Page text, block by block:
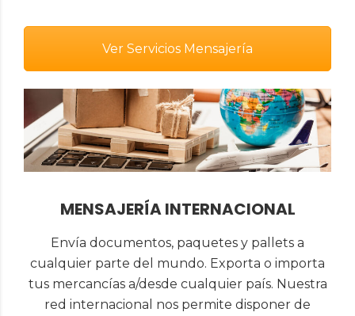
Ver Servicios Mensajería
MENSAJERÍA INTERNACIONAL
Envía documentos, paquetes y pallets a
cualquier parte del mundo. Exporta o importa
tus mercancías a/desde cualquier país. Nuestra
red internacional nos permite disponer de